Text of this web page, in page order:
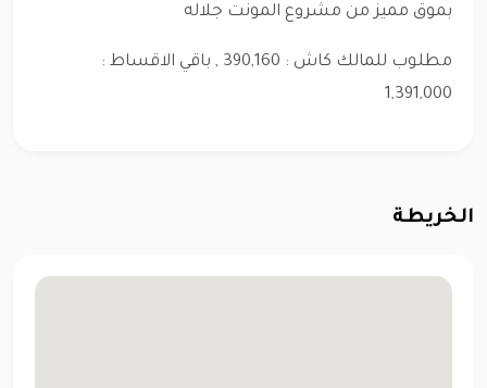
بموق مميز من مشروع المونت جلاله
مطلوب للمالك كاش : 390,160 , باقي الاقساط :
1,391,000
الخريطة